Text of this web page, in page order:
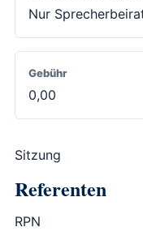
Nur
Gebühr
0,00
Sitzung
Referenten
RPN